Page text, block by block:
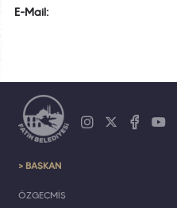
E-Mail:
> BAŞKAN
ÖZGEÇMİŞ